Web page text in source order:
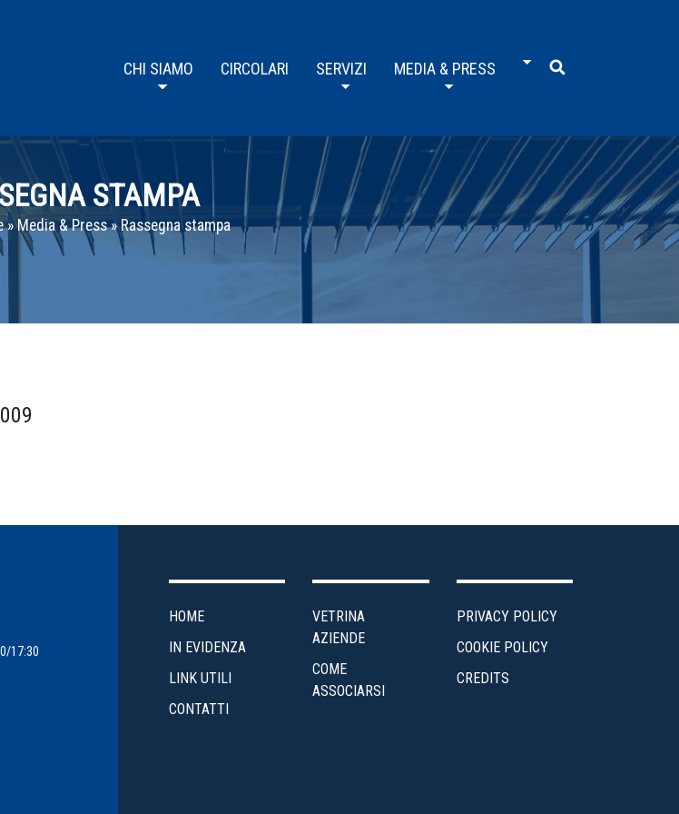
CHI SIAMO CIRCOLARI SERVIZI MEDIA & PRESS
STAMPA
»Media & Press» Rassegna stampa
17:30
HOME
IN EVIDENZA
LINK UTILI
CONTATTI
VETRINA
AZIENDE
COME
ASSOCIARSI
PRIVACY POLICY
COOKIE POLICY
CREDITS